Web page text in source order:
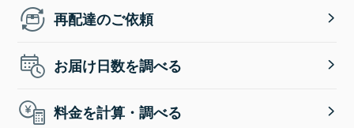
再配達のご依頼
お届け日数を調べる
料金を計算・調べる